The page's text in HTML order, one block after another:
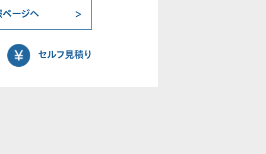
ページへ
セルフ見積り